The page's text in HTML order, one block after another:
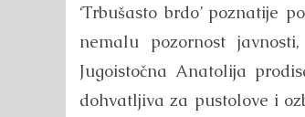
‘Trbušasto brdo’ poznatije
nemalu pozornost
Jugoistočna Anatolija
dohvatljiva za pustolove i